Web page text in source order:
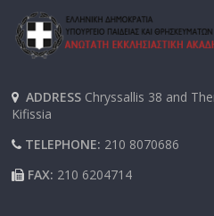
ADDRESS Chryssallis 38 and
Kifissia
TELEPHONE: 210 8070686
FAX: 210 6204714